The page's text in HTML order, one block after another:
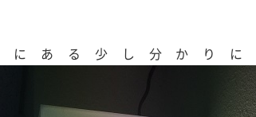
にある少し分かり